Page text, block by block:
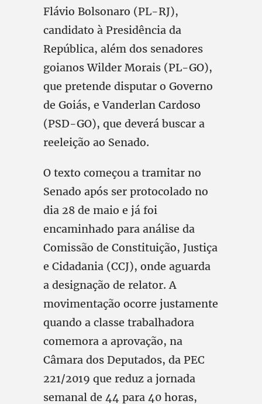
Flávio Bolsonaro (PL-RJ),
candidato à Presidência da
República, além dos senadores
goianos Wilder Morais (PL-GO),
que pretende disputar o Governo
de Goiás, e Vanderlan Cardoso
(PSD-GO), que deverá buscar a
reeleição ao Senado.
O texto começou a tramitar no
Senado após ser protocolado no
dia 28 de maio e já foi
encaminhado para análise da
Comissão de Constituição, Justiça
e Cidadania (CCJ), onde aguarda
a designação de relator. A
movimentação ocorre justamente
quando a classe trabalhadora
comemora a aprovação, na
Câmara dos Deputados, da PEC
221/2019 que reduz a jornada
semanal de 44 para 40 horas,